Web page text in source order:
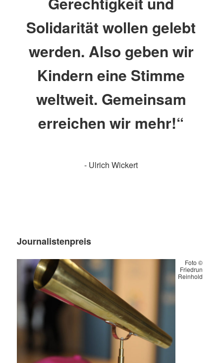
Solidarität wollen gelebt
werden. Also geben wir
Kindern eine Stimme
weltweit. Gemeinsam
erreichen wir mehr!“
- Ulrich Wickert
Journalistenpreis
Foto ©
Friedrun
Reinhold